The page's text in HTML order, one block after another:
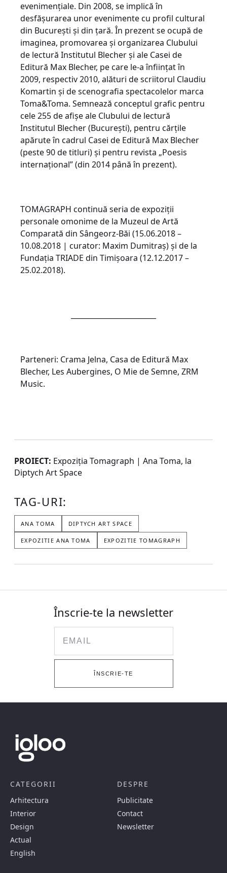
evenimențiale. Din 2008, se implică în
desfășurarea unor evenimente cu profil cultural
din București și din țară. În prezent se ocupă de
imaginea, promovarea și organizarea Clubului
de lectură Institutul Blecher și ale Casei de
Editură Max Blecher, pe care le-a înființat în
2009, respectiv 2010, alături de scriitorul Claudiu
Komartin și de scenografia spectacolelor marca
Toma&Toma. Semnează conceptul grafic pentru
cele 255 de afișe ale Clubului de lectură
Institutul Blecher (București), pentru cărțile
apărute în cadrul Casei de Editură Max Blecher
(peste 90 de titluri) și pentru revista „Poesis
internațional” (din 2014 până în prezent).
TOMAGRAPH continuă seria de expoziții
personale omonime de la Muzeul de Artă
Comparată din Sângeorz-Băi (15.06.2018 –
10.08.2018 | curator: Maxim Dumitraș) și de la
Fundația TRIADE din Timișoara (12.12.2017 –
25.02.2018).
Parteneri: Crama Jelna, Casa de Editură Max
Blecher, Les Aubergines, O Mie de Semne, ZRM
Music.
PROIECT: Expoziția Tomagraph | Ana Toma, la
Diptych Art Space
TAG-URI:
ANA TOMA DIPTYCH ART SPACE
EXPOZITIE ANA TOMA EXPOZITIE TOMAGRAPH
Înscrie-te la newsletter
ÎNSCRIE-TE
CATEGORII
Arhitectura
Interior
Design
Actual
English
DESPRE
Publicitate
Contact
Newsletter